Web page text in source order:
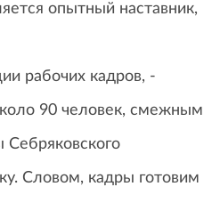
опытный наставник,
рабочих кадров, -
90 человек, смежным
Себряковского
Словом, кадры готовим